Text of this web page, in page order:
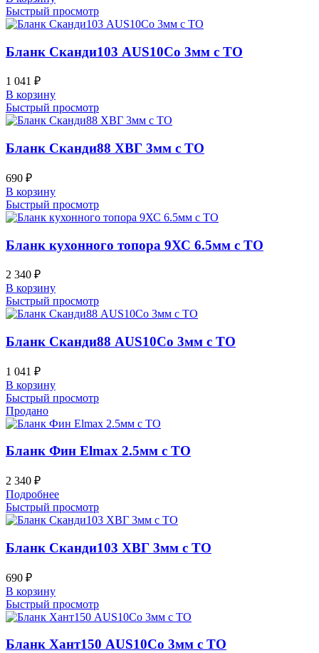
Быстрый просмотр
Бланк Сканди103 AUS10Co 3мм с ТО
1 041 ₽
В корзину
Быстрый просмотр
Бланк Сканди88 ХВГ 3мм с ТО
690 ₽
В корзину
Быстрый просмотр
Бланк кухонного топора 9ХС 6.5мм с ТО
2 340 ₽
В корзину
Быстрый просмотр
Бланк Сканди88 AUS10Co 3мм с ТО
1 041 ₽
В корзину
Быстрый просмотр
Продано
Бланк Фин Elmax 2.5мм с ТО
2 340 ₽
Подробнее
Быстрый просмотр
Бланк Сканди103 ХВГ 3мм с ТО
690 ₽
В корзину
Быстрый просмотр
Бланк Хант150 AUS10Co 3мм с ТО